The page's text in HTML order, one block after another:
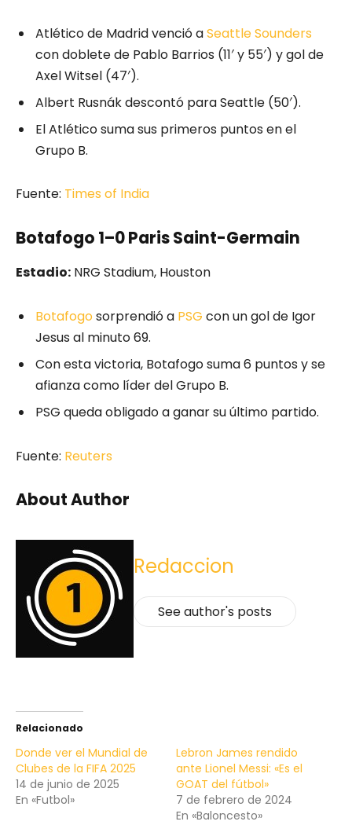
Atlético de Madrid venció aSeattle Sounders
con doblete de Pablo Barrios (11′ y 55′) y gol de
Axel Witsel (47′).
Albert Rusnák descontó para Seattle (50′).
El Atlético suma sus primeros puntos en el
Grupo B.
Fuente: Times of India
Botafogo 1–0 Paris Saint-Germain
Estadio: NRG Stadium, Houston
Botafogosorprendió a PSG con un gol de Igor
Jesus al minuto 69.
Con esta victoria, Botafogo suma 6 puntos y se
afianza como líder del Grupo B.
PSG queda obligado a ganar su último partido.
Fuente: Reuters
About Author
Redaccion
See author's posts
Relacionado
Donde ver el Mundial de
Clubes de la FIFA 2025
14 de junio de 2025
En «Futbol»
Lebron James rendido
ante Lionel Messi: «Es el
GOAT del fútbol»
7 de febrero de 2024
En «Baloncesto»